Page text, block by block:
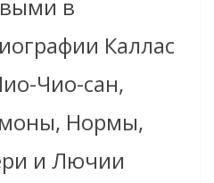
в
Каллас
Чио-сан,
Нормы,
и Лючии